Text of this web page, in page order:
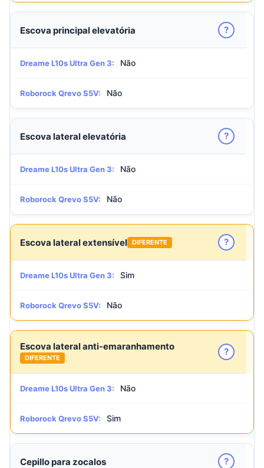
Escova principal elevatória ?
Dreame L10s Ultra Gen 3: Não
Roborock Qrevo S5V: Não
Escova lateral elevatória ?
Dreame L10s Ultra Gen 3: Não
Roborock Qrevo S5V: Não
Escova lateral extensível DIFERENTE ?
Dreame L10s Ultra Gen 3: Sim
Roborock Qrevo S5V: Não
Escova lateral anti-emaranhamento
DIFERENTE
?
Dreame L10s Ultra Gen 3: Não
Roborock Qrevo S5V: Sim
Cepillo para zocalos ?